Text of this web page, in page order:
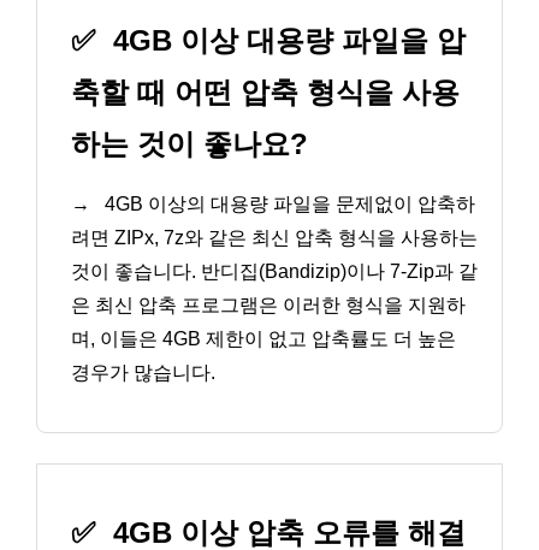
✅ 4GB 이상 대용량 파일을 압
축할 때 어떤 압축 형식을 사용
하는 것이 좋나요?
→
4GB 이상의 대용량 파일을 문제없이 압축하
려면 ZIPx, 7z와 같은 최신 압축 형식을 사용하는
것이 좋습니다. 반디집(Bandizip)이나 7-Zip과 같
은 최신 압축 프로그램은 이러한 형식을 지원하
며, 이들은 4GB 제한이 없고 압축률도 더 높은
경우가 많습니다.
✅ 4GB 이상 압축 오류를 해결